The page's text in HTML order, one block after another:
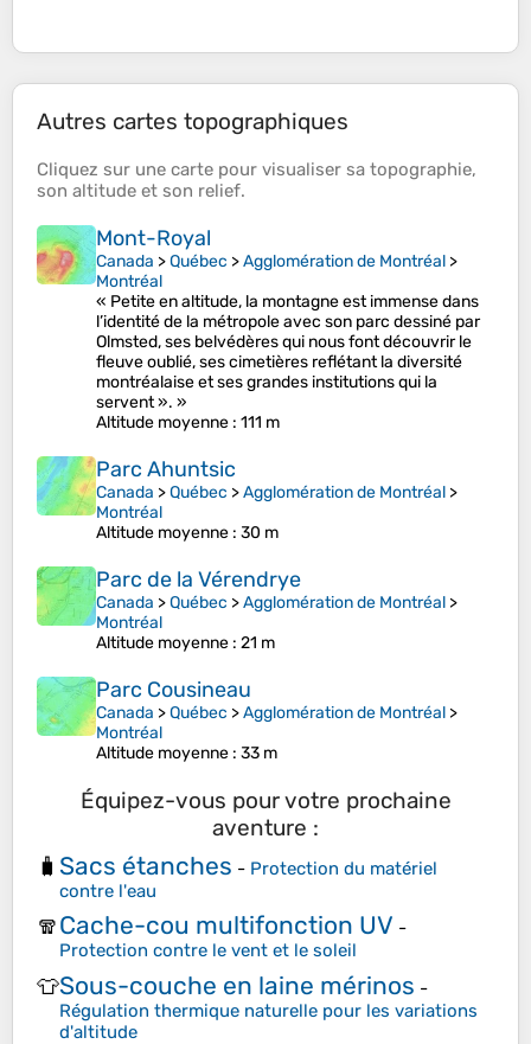
Autres cartes topographiques
Cliquez sur une carte pour visualiser sa topographie,
son altitude et son relief.
Mont-Royal
Canada >Québec >Agglomération de Montréal >
Montréal
« Petite en altitude, la montagne est immense dans
l’identité de la métropole avec son parc dessiné par
Olmsted, ses belvédères qui nous font découvrir le
fleuve oublié, ses cimetières reflétant la diversité
montréalaise et ses grandes institutions qui la
servent ». »
Altitude moyenne : 111 m
Parc Ahuntsic
Canada >Québec >Agglomération de Montréal >
Montréal
Altitude moyenne : 30 m
Parc de la Vérendrye
Canada >Québec >Agglomération de Montréal >
Montréal
Altitude moyenne : 21 m
Parc Cousineau
Canada >Québec >Agglomération de Montréal >
Montréal
Altitude moyenne : 33 m
Équipez-vous pour votre prochaine
aventure :
🧳 Sacs étanches - Protection du matériel
contre l'eau
🧣Cache-cou multifonction UV -
Protection contre le vent et le soleil
👕Sous-couche en laine mérinos -
Régulation thermique naturelle pour les variations
d'altitude